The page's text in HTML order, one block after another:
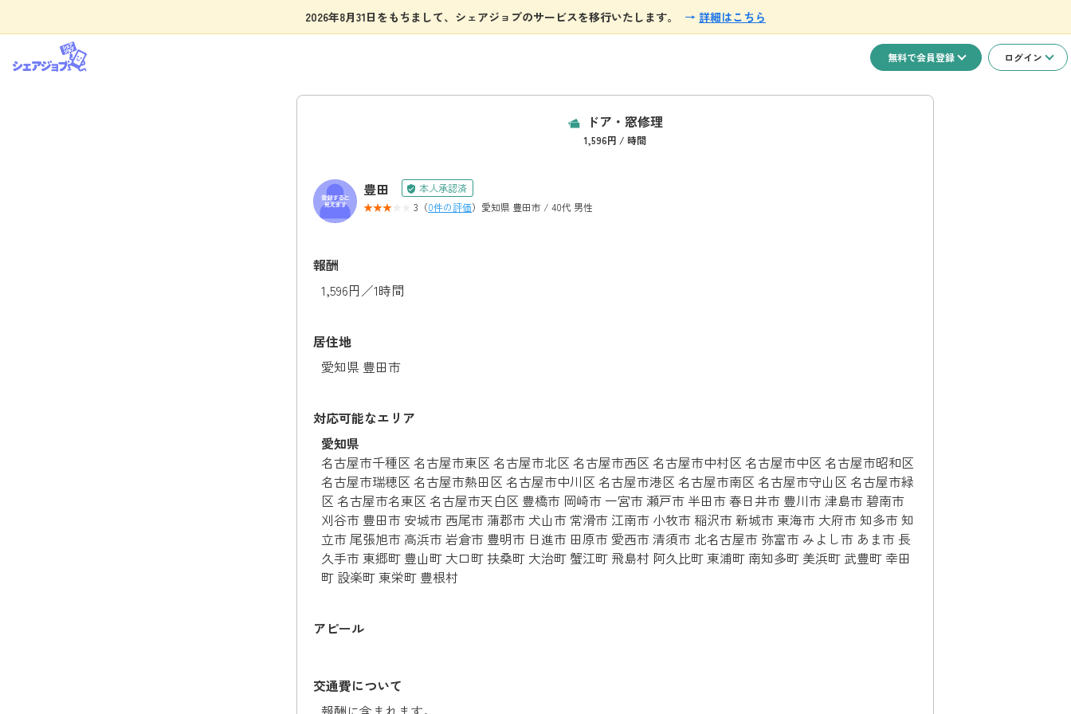
2026年8月31日をもちまして、シェアジョブのサービスを移行いたします。 → 詳細はこちら
無料で会員登録 ログイン
ドア・窓修理
1,596円 / 時間
豊田
本人承認済
3（0件の評価） 愛知県 豊田市 / 40代 男性
報酬
1,596円／1時間
居住地
愛知県 豊田市
対応可能なエリア
愛知県
名古屋市千種区 名古屋市東区 名古屋市北区 名古屋市西区 名古屋市中村区 名古屋市中区 名古屋市昭和区
名古屋市瑞穂区 名古屋市熱田区 名古屋市中川区 名古屋市港区 名古屋市南区 名古屋市守山区 名古屋市緑
区 名古屋市名東区 名古屋市天白区 豊橋市 岡崎市 一宮市 瀬戸市 半田市 春日井市 豊川市 津島市 碧南市
刈谷市 豊田市 安城市 西尾市 蒲郡市 犬山市 常滑市 江南市 小牧市 稲沢市 新城市 東海市 大府市 知多市 知
立市 尾張旭市 高浜市 岩倉市 豊明市 日進市 田原市 愛西市 清須市 北名古屋市 弥富市 みよし市 あま市 長
久手市 東郷町 豊山町 大口町 扶桑町 大治町 蟹江町 飛島村 阿久比町 東浦町 南知多町 美浜町 武豊町 幸田
町 設楽町 東栄町 豊根村
アピール
交通費について